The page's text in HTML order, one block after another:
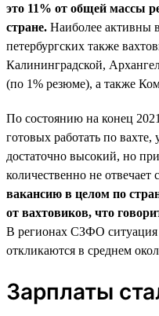
это 11% от общей массы
стране. Наиболее активны
петербургских также
Калининградской,
(по 1% резюме), а также
По состоянию на конец
готовых работать по вахте,
достаточно высокий, но
количественно не отвечает
вакансию в целом по
от вахтовиков, что
В регионах СЗФО
откликаются в среднем
Зарплаты